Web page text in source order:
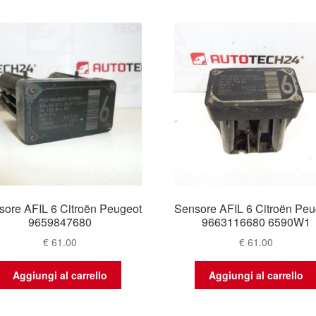
più
recente
AFIL 6 Citroën Peugeot
9659847680
€ 61.00
Aggiungi al carrello
Sensore AFIL 6 Citroën
9663116680 6590W1
€61.00
Aggiungi al carrello